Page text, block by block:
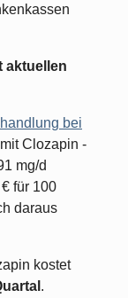
aktuellen
bei
Clozapin -
mg/d
für 100
daraus
kostet
.